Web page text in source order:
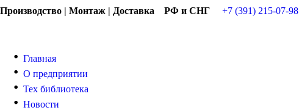
Производство | Монтаж | Доставка РФ и СНГ +7 (391) 215-07-98
Главная
О предприятии
Тех библиотека
Новости